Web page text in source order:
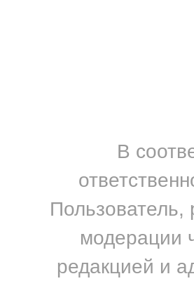
В
Пользователь,
модерации
редакцией и